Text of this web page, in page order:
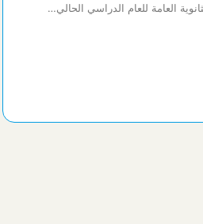
العامة للعام الدراسي الحالي…